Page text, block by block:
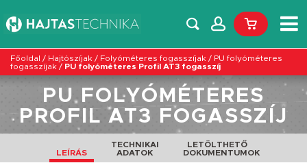
Főoldal / Hajtószíjak / Folyóméteres fogasszíjak / PU folyóméteres
fogasszíjak / PU folyóméteres Profil AT3 fogasszíj
PU FOLYÓMÉTERES
PROFIL AT3 FOGASSZÍJ
LEÍRÁS
TECHNIKAI
ADATOK
LETÖLTHETŐ
DOKUMENTUMOK